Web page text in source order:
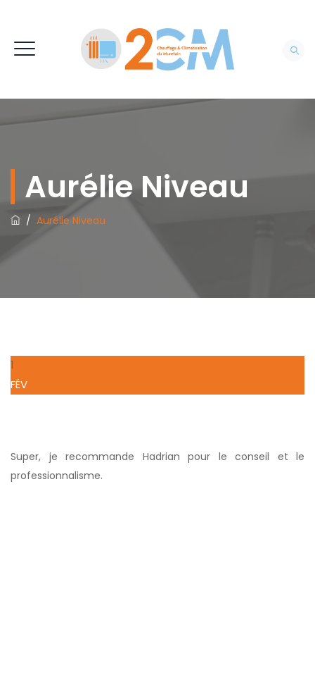
Aurélie Niveau
/ Aurélie Niveau
1
FÉV
Super, je recommande Hadrian pour le conseil et le
professionnalisme.